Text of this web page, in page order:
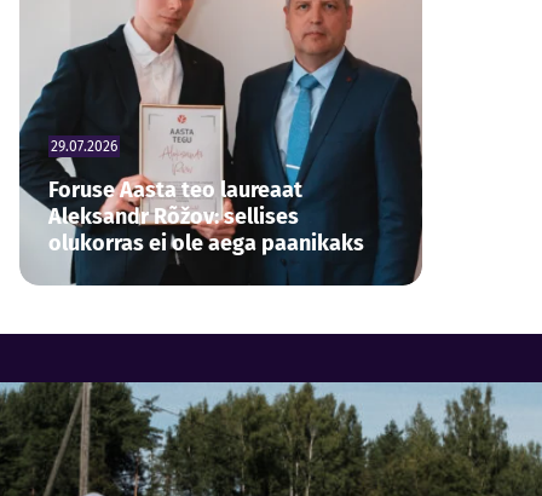
29.07.2026
Foruse Aasta teo laureaat
Aleksandr Rõžov: sellises
olukorras ei ole aega paanikaks